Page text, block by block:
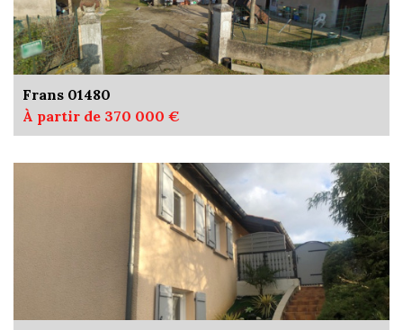
Frans 01480
À partir de 370 000 €